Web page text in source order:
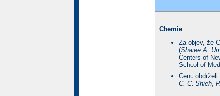
Chemie
Za objev, že
(Sharee A.
Centers of
School of
Cenu
C. C. Shieh,